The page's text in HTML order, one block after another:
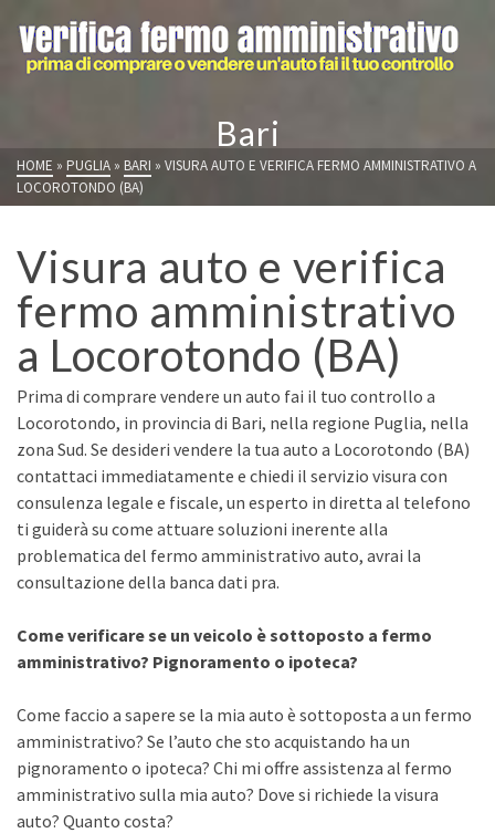
Bari
HOME » PUGLIA » BARI » VISURA AUTO E VERIFICA FERMO AMMINISTRATIVO A
LOCOROTONDO (BA)
Visura auto e verifica
fermo amministrativo
a Locorotondo (BA)
Prima di comprare vendere un auto fai il tuo controllo a
Locorotondo, in provincia di Bari, nella regione Puglia, nella
zona Sud. Se desideri vendere la tua auto a Locorotondo (BA)
contattaci immediatamente e chiedi il servizio visura con
consulenza legale e fiscale, un esperto in diretta al telefono
ti guiderà su come attuare soluzioni inerente alla
problematica del fermo amministrativo auto, avrai la
consultazione della banca dati pra.
Come verificare se un veicolo è sottoposto a fermo
amministrativo? Pignoramento o ipoteca?
Come faccio a sapere se la mia auto è sottoposta a un fermo
amministrativo? Se l’auto che sto acquistando ha un
pignoramento o ipoteca? Chi mi offre assistenza al fermo
amministrativo sulla mia auto? Dove si richiede la visura
auto? Quanto costa?